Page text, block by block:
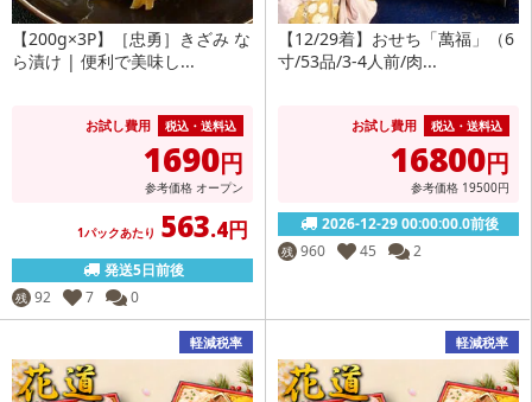
【200g×3P】［忠勇］きざみ な
ら漬け | 便利で美味し...
お試し費用 税込・送料込
1690円
参考価格 オープン
1パックあたり 563.4円
発送5日前後
残 92 7 0
【12/29着】おせち「萬福」（6
寸/53品/3-4人前/肉...
お試し費用 税込・送料込
16800円
参考価格 19500円
2026-12-29 00:00:00.0前後
残 960 45 2
軽減税率 軽減税率